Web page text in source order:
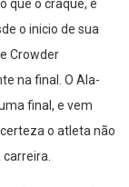
que o craque, e
o inicio de sua
Crowder
na final. O Ala-
final, e vem
o atleta não